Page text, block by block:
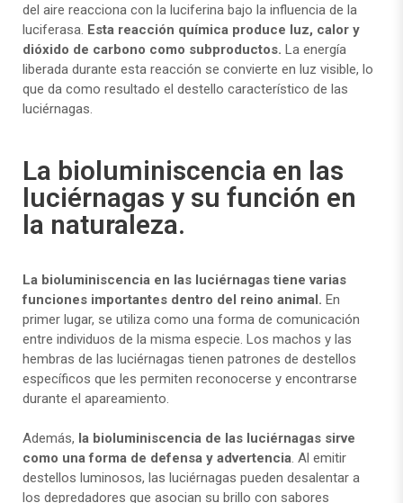
del aire reacciona con la luciferina bajo la influencia de la
luciferasa. Esta reacción química produce luz, calor y
dióxido de carbono como subproductos. La energía
liberada durante esta reacción se convierte en luz visible, lo
que da como resultado el destello característico de las
luciérnagas.
La bioluminiscencia en las
luciérnagas y su función en
la naturaleza.
La bioluminiscencia en las luciérnagas tiene varias
funciones importantes dentro del reino animal. En
primer lugar, se utiliza como una forma de comunicación
entre individuos de la misma especie. Los machos y las
hembras de las luciérnagas tienen patrones de destellos
específicos que les permiten reconocerse y encontrarse
durante el apareamiento.
Además, la bioluminiscencia de las luciérnagas sirve
como una forma de defensa y advertencia. Al emitir
destellos luminosos, las luciérnagas pueden desalentar a
los depredadores que asocian su brillo con sabores